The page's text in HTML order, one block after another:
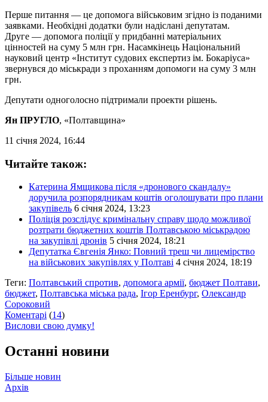
Перше питання — це допомога військовим згідно із поданими
заявками. Необхідні додатки були надіслані депутатам.
Друге — допомога поліції у придбанні матеріальних
цінностей на суму 5 млн грн. Насамкінець Національний
науковий центр «Інститут судових експертиз ім. Бокаріуса»
звернувся до міськради з проханням допомоги на суму 3 млн
грн.
Депутати одноголосно підтримали проекти рішень.
Ян ПРУГЛО, «Полтавщина»
11 січня 2024, 16:44
Читайте також:
Катерина Ямщикова після «дронового скандалу»
доручила розпорядникам коштів оголошувати про плани
закупівель 6 січня 2024, 13:23
Поліція розслідує кримінальну справу щодо можливої
розтрати бюджетних коштів Полтавською міськрадою
на закупівлі дронів 5 січня 2024, 18:21
Депутатка Євгенія Янко: Повний треш чи лицемірство
на військових закупівлях у Полтаві 4 січня 2024, 18:19
Теги: Полтавський спротив, допомога армії, бюджет Полтави,
бюджет, Полтавська міська рада, Ігор Еренбург, Олександр
Сороковий
Коментарі (14)
Вислови свою думку!
Останні новини
Більше новин
Архів